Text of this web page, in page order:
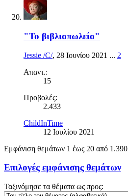
"Το βιβλιοπωλείο"
Jessie /C/, 28 Ιουνίου 2021 ... 2
Απαντ.:
15
Προβολές:
2.433
ChildInTime
12 Ιουλίου 2021
Εμφάνιση θεμάτων 1 έως 20 από 1.390
Επιλογές εμφάνισης θεμάτων
Ταξινόμησε τα θέματα ως προς: